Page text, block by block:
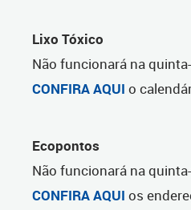
Lixo Tóxico
Não funcionará na
CONFIRA AQUI o
Ecopontos
Não funcionará na
CONFIRA AQUI os